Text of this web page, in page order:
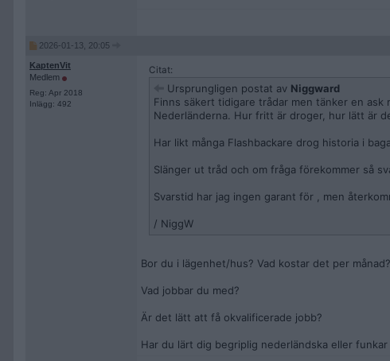
2026-01-13, 20:05
KaptenVit
Medlem
Reg: Apr 2018
Inlägg: 492
Citat:
Ursprungligen postat av Niggward
Finns säkert tidigare trådar men tänker en
Nederländerna. Hur fritt är droger, hur lätt är
Har likt många Flashbackare drog historia i
Slänger ut tråd och om fråga förekommer så
Svarstid har jag ingen garant för , men
/ NiggW
Bor du i lägenhet/hus? Vad kostar det per månad?
Vad jobbar du med?
Är det lätt att få okvalificerade jobb?
Har du lärt dig begriplig nederländska eller